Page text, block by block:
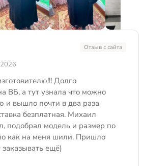
Отзыв с сайта
Долго
ВБ, а тут узнала что можно
и вышло почти в два раза
безплатная. Михаил
подобрал модель и размер по
как на меня шили. Пришло
ещё)